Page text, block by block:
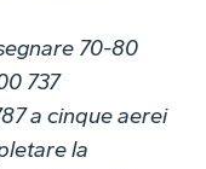
70-80
737
a cinque aerei
la